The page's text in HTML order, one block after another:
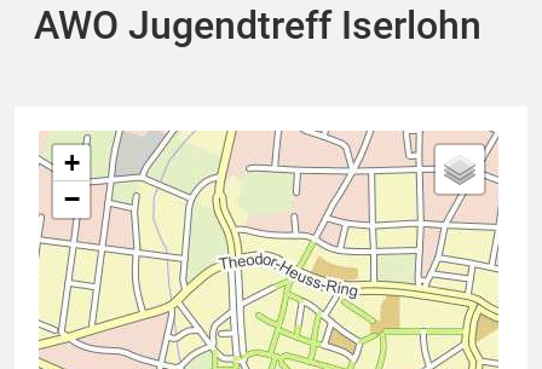
AWO Jugendtreff Iserlohn
+
−